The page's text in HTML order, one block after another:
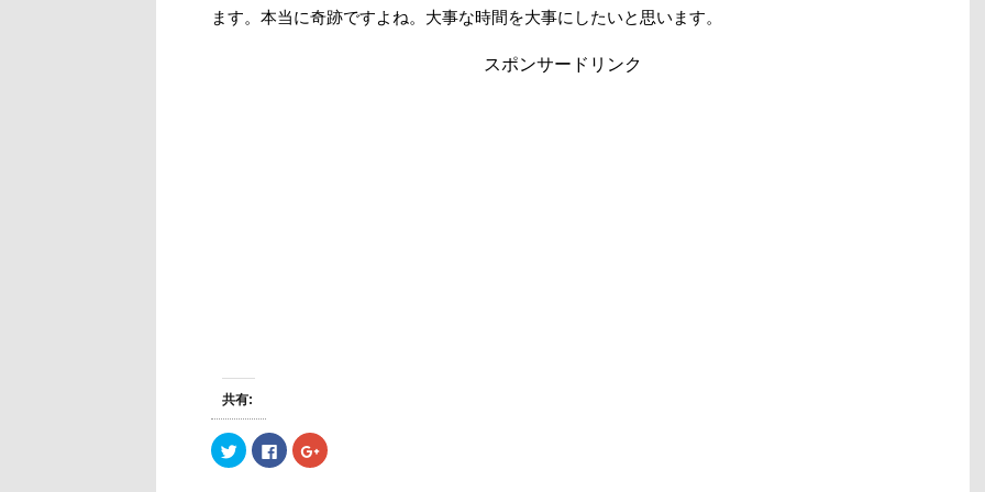
ます。本当に奇跡ですよね。大事な時間を大事にしたいと思います。
スポンサードリンク
共有:
ク
リ
F
a
ク
リ